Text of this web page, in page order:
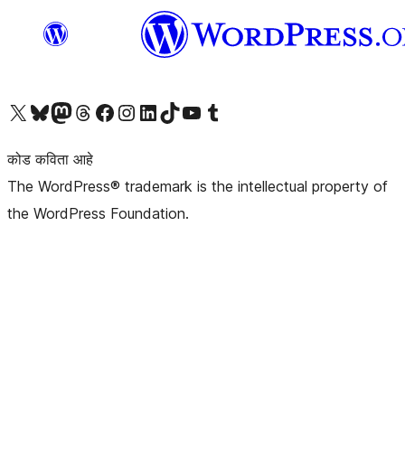
आमच्या X (एक्स) (पूर्वीचे ट्विटर) खात्याला भेट द्या आमच्या ब्लूस्की खात्याला भेट द्या.आमच्या Mastodon खात्याला भेट द्या.आमच्या थ्रेड्स खात्याला भेट द्या. आमच्या फेसबुक पेजला भेट द्या आमच्या इंस्टाग्राम खात्याला भेट द्या आमच्या लिंक्डइन खात्याला भेट द्या आमच्या टिकटॉक अकाउंटला भेट द्या.आमच्या यूट्यूब चॅनेलला भेट द्या आमच्या टंबलर खात्याला भेट द्या.
कोड कविता आहे
The WordPress® trademark is the intellectual property of
the WordPress Foundation.